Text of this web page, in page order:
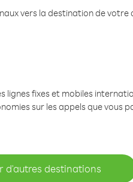
vers la destination de votre
lignes fixes et mobiles
sur les appels que vous
d'autres destinations